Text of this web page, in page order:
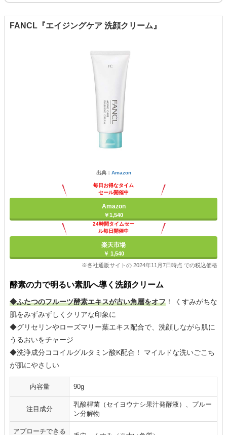
FANCL『エイジングケア 洗顔クリーム』
出典： Amazon
毎日お得なタイム
セール開催中
Amazon
￥1,540
24時間タイムセー
ル毎日開催中
楽天市場
￥ 1,540
※各社通販サイトの 2024年11月7日時点 での税込価格
酵素の力で明るい素肌へ導く洗顔クリーム
◆ふたつのフルーツ酵素エキスが古い角層をオフ ！ くすみがちな
肌をみずみずしくクリアな印象に
◆グリセリンやローズマリー葉エキス配合で、洗顔しながら肌に
うるおいをチャージ
◆洗浄成分ココイルグルタミン酸K配合！ マイルドな洗いごこち
が肌にやさしい
内容量 90g
注目成分
乳酸桿菌（セイヨウナシ果汁発酵液）、プルー
ン分解物
アプローチできる